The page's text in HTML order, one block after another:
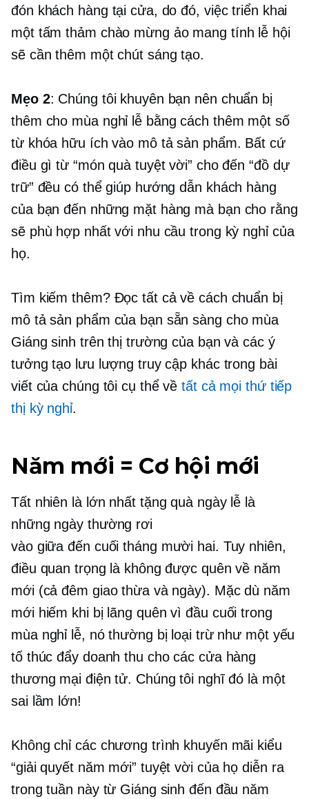
đón khách hàng tại cửa, do đó, việc triển khai
một tấm thảm chào mừng ảo mang tính lễ hội
sẽ cần thêm một chút sáng tạo.
Mẹo 2: Chúng tôi khuyên bạn nên chuẩn bị
thêm cho mùa nghỉ lễ bằng cách thêm một số
từ khóa hữu ích vào mô tả sản phẩm. Bất cứ
điều gì từ “món quà tuyệt vời” cho đến “đồ dự
trữ” đều có thể giúp hướng dẫn khách hàng
của bạn đến những mặt hàng mà bạn cho rằng
sẽ phù hợp nhất với nhu cầu trong kỳ nghỉ của
họ.
Tìm kiếm thêm? Đọc tất cả về cách chuẩn bị
mô tả sản phẩm của bạn sẵn sàng cho mùa
Giáng sinh trên thị trường của bạn và các ý
tưởng tạo lưu lượng truy cập khác trong bài
viết của chúng tôi cụ thể vềtất cả mọi thứ tiếp
thị kỳ nghỉ.
Năm mới = Cơ hội mới
Tất nhiên là lớn nhất tặng quàngày lễ là
những ngày thường rơi
vào giữa đến cuối tháng mười hai. Tuy nhiên,
điều quan trọng là không được quên về năm
mới (cả đêm giao thừa và ngày). Mặc dù năm
mới hiếm khi bị lãng quên vìđầu cuối trong
mùa nghỉ lễ, nó thường bị loại trừ như một yếu
tố thúc đẩy doanh thu cho các cửa hàng
thương mại điện tử. Chúng tôi nghĩ đó là một
sai lầm lớn!
Không chỉ các chương trình khuyến mãi kiểu
“giải quyết năm mới” tuyệt vời của họ diễn ra
trong tuần này từ Giáng sinh đến đầu năm